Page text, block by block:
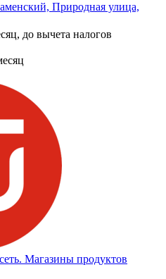
Природная улица,
до вычета налогов
Магазины продуктов